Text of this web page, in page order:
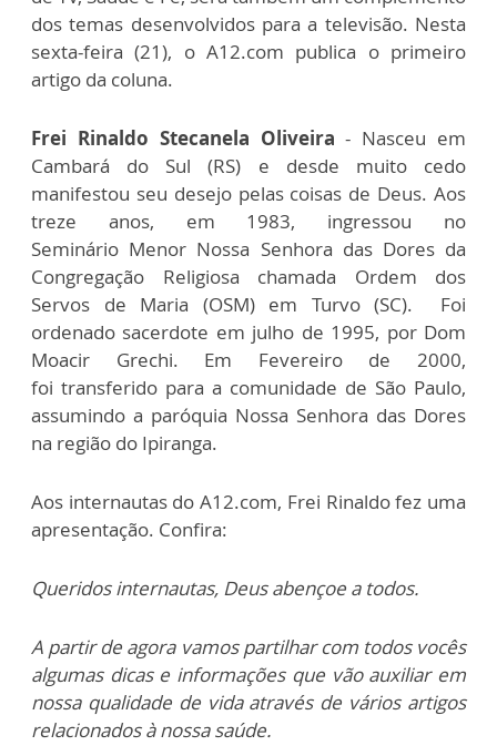
dos temas desenvolvidos para a televisão. Nesta
sexta-feira (21), o A12.com publica o primeiro
artigo da coluna.
Frei Rinaldo Stecanela Oliveira - Nasceu em
Cambará do Sul (RS) e desde muito cedo
manifestou seu desejo pelas coisas de Deus. Aos
treze anos, em 1983, ingressou no
Seminário Menor Nossa Senhora das Dores da
Congregação Religiosa chamada Ordem dos
Servos de Maria (OSM) em Turvo (SC). Foi
ordenado sacerdote em julho de 1995, por Dom
Moacir Grechi. Em Fevereiro de 2000,
foi transferido para a comunidade de São Paulo,
assumindo a paróquia Nossa Senhora das Dores
na região do Ipiranga.
Aos internautas do A12.com, Frei Rinaldo fez uma
apresentação. Confira:
Queridos internautas, Deus abençoe a todos.
A partir de agora vamos partilhar com todos vocês
algumas dicas e informações que vão auxiliar em
nossa qualidade de vida através de vários artigos
relacionados à nossa saúde.